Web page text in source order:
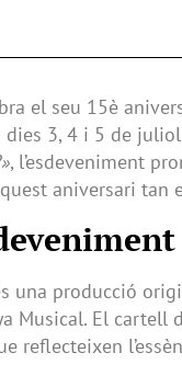
el seu 15è
3, 4 i 5 de juliol
, l’esdeveniment
aniversari tan
una producció
Musical. El cartell
reflecteixen